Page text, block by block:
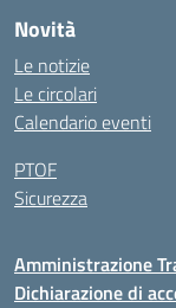
Novità
Le notizie
Le circolari
Calendario eventi
PTOF
Sicurezza
Amministrazione
Dichiarazione di